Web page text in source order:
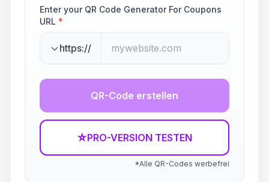
Enter your QR Code Generator For Coupons
URL *
https://
QR-Code erstellen
☆PRO-VERSION TESTEN
*Alle QR-Codes werbefrei